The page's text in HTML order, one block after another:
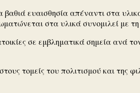
βαθιά ευαισθησία απέναντι στα
στα υλικά συνομιλεί με
σε εμβληματικά σημεία
τομείς του πολιτισμού και